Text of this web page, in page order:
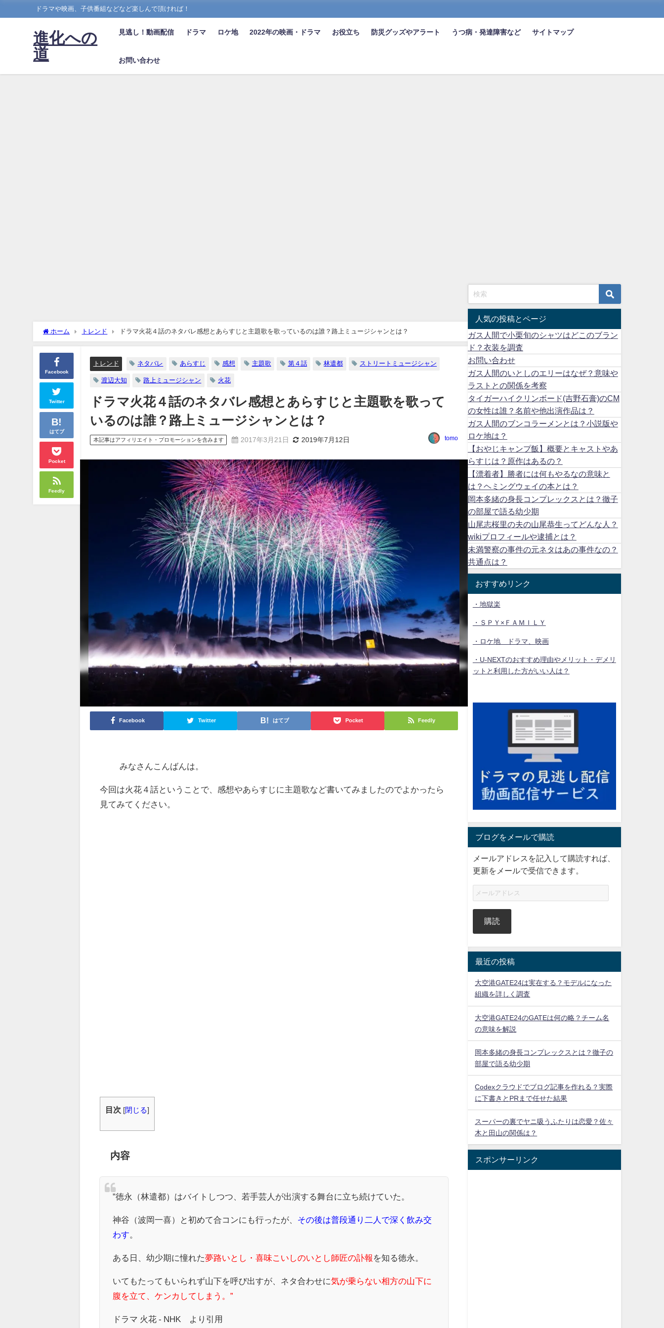
ドラマや映画、子供番組などなど楽しんで頂ければ！
進化への
道
見逃し！動画配信 ドラマ ロケ地 2022年の映画・ドラマ お役立ち 防災グッズやアラート うつ病・発達障害など サイトマップ
お問い合わせ
ホーム トレンド ドラマ火花４話のネタバレ感想とあらすじと主題歌を歌っているのは誰？路上ミュージシャンとは？
Facebook
Twitter
はてブ
Pocket
Feedly
トレンド ネタバレ あらすじ 感想 主題歌 第４話 林遣都 ストリートミュージシャン
渡辺大知 路上ミュージシャン 火花
ドラマ火花４話のネタバレ感想とあらすじと主題歌を歌って
いるのは誰？路上ミュージシャンとは？
本記事はアフィリエイト・プロモーションを含みます 2017年3月21日 2019年7月12日 tomo
Facebook Twitter はてブ Pocket Feedly
みなさんこんばんは。
今回は火花４話ということで、感想やあらすじに主題歌など書いてみましたのでよかったら
見てみてください。
目次 [閉じる]
内容
”徳永（林遣都）はバイトしつつ、若手芸人が出演する舞台に立ち続けていた。
神谷（波岡一喜）と初めて合コンにも行ったが、 その後は普段通り二人で深く飲み交
わす
ある日、幼少期に憧れた夢路いとし・喜味こいしのいとし師匠の訃報 を知る徳永。
いてもたってもいられず山下を呼び出すが、ネタ合わせに気が乗らない相方の山下に
腹を立て、ケンカしてしまう。”
ドラマ 火花 - NHK より引用
人気の投稿とページ
ガス人間で小栗旬のシャツはどこのブラン
ド？衣装を調査
お問い合わせ
ガス人間のいとしのエリーはなぜ？意味や
ラストとの関係を考察
タイガーハイクリンボード(吉野石膏)のCM
の女性は誰？名前や他出演作品は？
ガス人間のブンコラーメンとは？小説版や
ロケ地は？
【おやじキャンプ飯】概要とキャストやあ
らすじは？原作はあるの？
【漂着者】勝者には何もやるなの意味と
は？ヘミングウェイの本とは？
岡本多緒の身長コンプレックスとは？徹子
の部屋で語る幼少期
山尾志桜里の夫の山尾恭生ってどんな人？
wikiプロフィールや逮捕とは？
未満警察の事件の元ネタはあの事件なの？
共通点は？
おすすめリンク
・地獄楽
・ＳＰＹ×ＦＡＭＩＬＹ
・ロケ地 ドラマ、映画
・U-NEXTのおすすめ理由やメリット・デメリ
ットと利用した方がいい人は？
ブログをメールで購読
メールアドレスを記入して購読すれば、
更新をメールで受信できます。
購読
最近の投稿
大空港GATE24は実在する？モデルになった
組織を詳しく調査
大空港GATE24のGATEは何の略？チーム名
の意味を解説
岡本多緒の身長コンプレックスとは？徹子の
部屋で語る幼少期
Codexクラウドでブログ記事を作れる？実際
に下書きとPRまで任せた結果
スーパーの裏でヤニ吸うふたりは恋愛？佐々
木と田山の関係は？
スポンサーリンク